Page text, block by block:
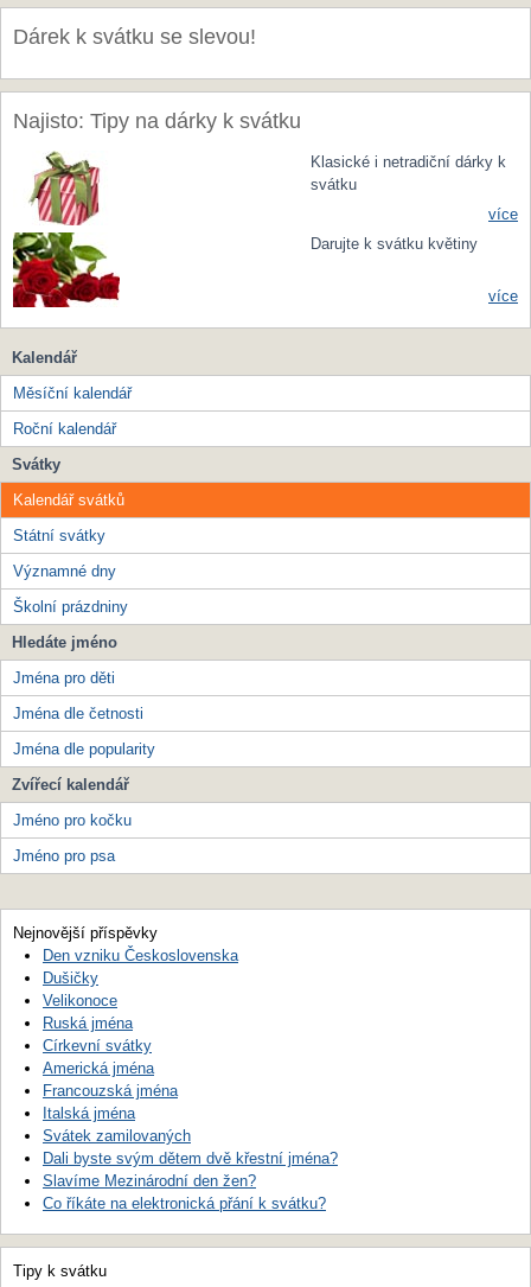
Dárek k svátku se slevou!
Najisto: Tipy na dárky k svátku
Klasické i netradiční dárky k
svátku
více
Darujte k svátku květiny
více
Kalendář
Měsíční kalendář
Roční kalendář
Svátky
Kalendář svátků
Státní svátky
Významné dny
Školní prázdniny
Hledáte jméno
Jména pro děti
Jména dle četnosti
Jména dle popularity
Zvířecí kalendář
Jméno pro kočku
Jméno pro psa
Nejnovější příspěvky
Den vzniku Československa
Dušičky
Velikonoce
Ruská jména
Církevní svátky
Americká jména
Francouzská jména
Italská jména
Svátek zamilovaných
Dali byste svým dětem dvě křestní jména?
Slavíme Mezinárodní den žen?
Co říkáte na elektronická přání k svátku?
Tipy k svátku